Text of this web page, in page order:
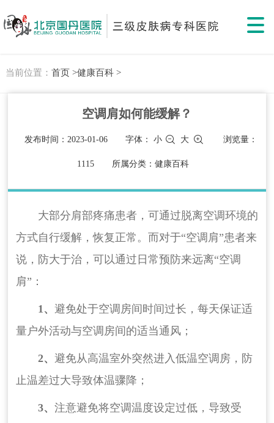
当前位置： 首页 >健康百科 >
空调肩如何能缓解？
发布时间：2023-01-06 字体：小 大 浏览量：
1115 所属分类：健康百科
大部分肩部疼痛患者，可通过脱离空调环境的
方式自行缓解，恢复正常。而对于“空调肩”患者来
说，防大于治，可以通过日常预防来远离“空调
肩”：
1、 避免处于空调房间时间过长，每天保证适
量户外活动与空调房间的适当通风；
2、 避免从高温室外突然进入低温空调房，防
止温差过大导致体温骤降；
3、 注意避免将空调温度设定过低，导致受